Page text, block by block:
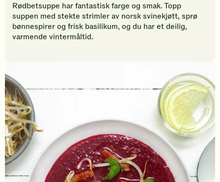
denne
oppskriften.
Rødbetsuppe har fantastisk farge og smak. Topp
suppen med stekte strimler av norsk svinekjøtt, sprø
bønnespirer og frisk basilikum, og du har et deilig,
varmende vintermåltid.